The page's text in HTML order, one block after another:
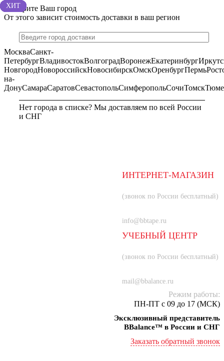
Выберите Ваш город
От этого зависит стоимость доставки в ваш регион
МоскваСанкт-
ПетербургВладивостокВолгоградВоронежЕкатеринбург
НовгородНовороссийскНовосибирскОмскОренбургПермь
на-
ДонуСамараСаратовСевастопольСимферопольСочиТомск
Нет города в списке? Мы доставляем по всей России
и СНГ
ИНТЕРНЕТ-МАГАЗИН
(звонок по России бесплатный)
info@bbtape.ru
УЧЕБНЫЙ ЦЕНТР
(звонок по России бесплатный)
mail@bbalance.ru
Режим работы:
ПН-ПТ с 09 до 17 (МСК)
Эксклюзивный представитель
BBalance™ в России и СНГ
Заказать обратный звонок
ХИТ
ХИТ
ХИТ
ХИТ
ХИТ
ХИТ
ХИТ